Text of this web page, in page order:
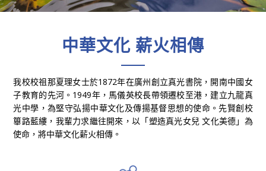
中華文化 薪火相傳
我校校祖那夏理女士於1872年在廣州創立真光書院，開南中國女
子教育的先河。1949年，馬儀英校長帶領遷校至港，建立九龍真
光中學，為堅守弘揚中華文化及傳揚基督思想的使命。先賢創校
篳路藍縷，我輩力求繼往開來，以「塑造真光女兒 文化美德」為
使命，將中華文化薪火相傳。